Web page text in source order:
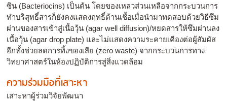
ซิน (Bacteriocins) เป็นต้น โดยของเหลวส่วนเหลือจากกระบวนการ
ทำบริสุทธิ์สารก็ยังคงแสดงฤทธิ์ต้านเชื้อเมื่อนำมาทดสอบด้วยวิธีซึม
ผ่านของสารเข้าสู่เนื้อวุ้น (agar well diffusion)/หยดสารให้ซึมผ่านลง
เนื้อวุ้น (agar drop plate) และไม่แสดงความระคายเคืองต่อผู้สัมผัส
อีกทั้งช่วยลดการทิ้งของเสีย (zero waste) จากกระบวนการทาง
วิทยาศาสตร์ในห้องปฏิบัติการสู่สิ่งแวดล้อม
ความร่วมมือที่เสาะหา
เสาะหาผู้ร่วมวิจัยพัฒนา